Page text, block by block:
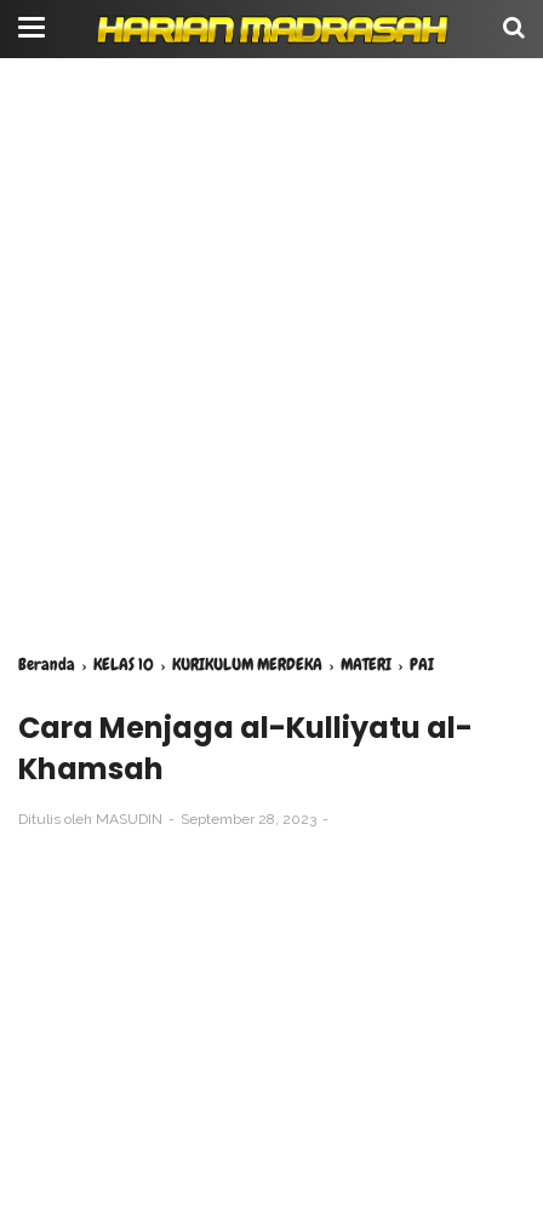
Beranda › KELAS 10 › KURIKULUM MERDEKA › MATERI › PAI
Cara Menjaga al-Kulliyatu al-
Khamsah
Ditulis oleh MASUDIN September 28, 2023